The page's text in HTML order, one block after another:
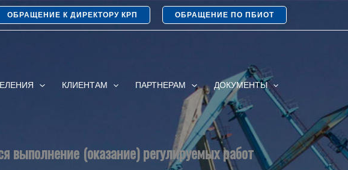
ОБРАЩЕНИЕ К ДИРЕКТОРУ КРП ОБРАЩЕНИЕ ПО ПБИОТ
КЛИЕНТАМ ПАРТНЕРАМ ДОКУМЕНТЫ
выполнение (оказание) регулируемых работ